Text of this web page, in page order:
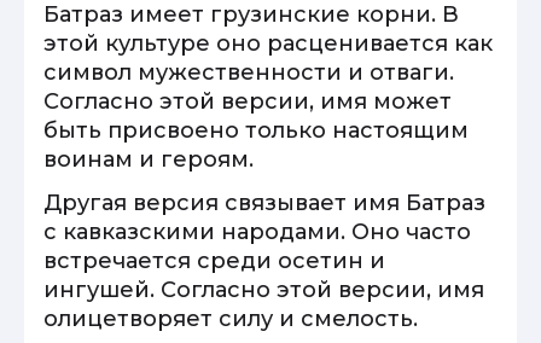
Батраз имеет грузинские корни. В
этой культуре оно расценивается как
символ мужественности и отваги.
Согласно этой версии, имя может
быть присвоено только настоящим
воинам и героям.
Другая версия связывает имя Батраз
с кавказскими народами. Оно часто
встречается среди осетин и
ингушей. Согласно этой версии, имя
олицетворяет силу и смелость.